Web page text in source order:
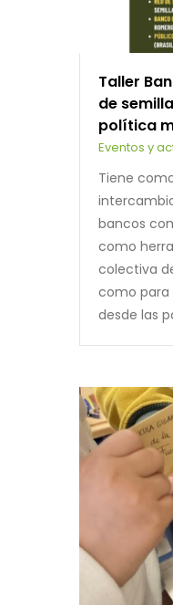
Taller
de
política
Eventos y
Tiene
bancos
como
colectiva
como para
desde las